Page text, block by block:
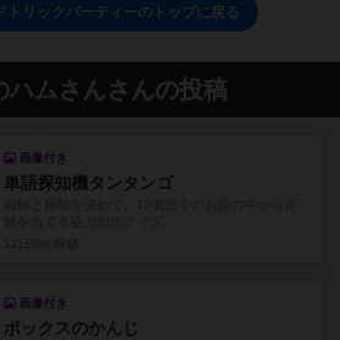
トリックパーティーのトップに戻る
ハムさんさんの投稿
画像付き
単語探知機タンタンゴ
画像付き
ボックスのかんじ